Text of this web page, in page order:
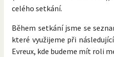
celého setkání.
Během setkání jsme se
které využijeme při
Evreux, kde budeme mít roli